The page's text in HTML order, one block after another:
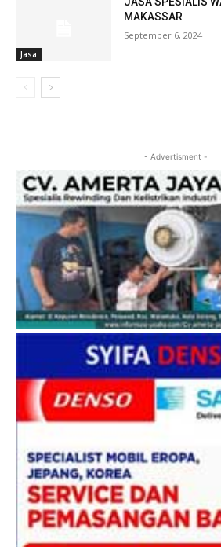
Jasa
MAKASSAR
September 6, 2024
- Advertisment -